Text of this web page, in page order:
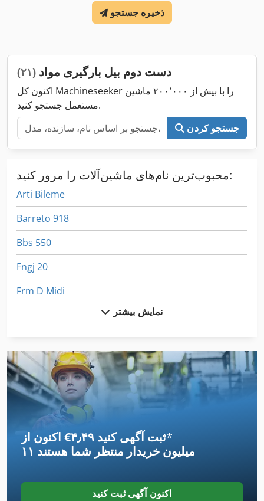
ذخیره جستجو
دست دوم بیل بارگیری مواد (۲۱)
اکنون کل Machineseeker را با بیش از ۲۰۰٬۰۰۰ ماشین
مستعمل جستجو کنید.
جستجو کردن
محبوب‌ترین نام‌های ماشین‌آلات را مرور کنید:
Arti Bileme
Barreto 918
Bbs 550
Fngj 20
Frm D Midi
Gl 172
International 1700
International 2674
International 433
International 434
International 584
نمایش بیشتر
اکنون از ‎€۴٫۴۹ ثبت آگهی کنید*
۱۱ میلیون خریدار منتظر شما هستند
اکنون آگهی ثبت کنید